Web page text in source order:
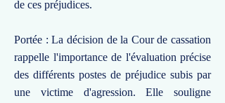
de ces préjudices.
Portée : La décision de la Cour de cassation
rappelle l'importance de l'évaluation précise
des différents postes de préjudice subis par
une victime d'agression. Elle souligne